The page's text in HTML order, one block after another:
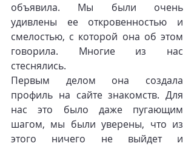
объявила. Мы были очень
удивлены ее откровенностью и
смелостью, с которой она об этом
говорила. Многие из нас
стеснялись.
Первым делом она создала
профиль на сайте знакомств. Для
нас это было даже пугающим
шагом, мы были уверены, что из
этого ничего не выйдет и